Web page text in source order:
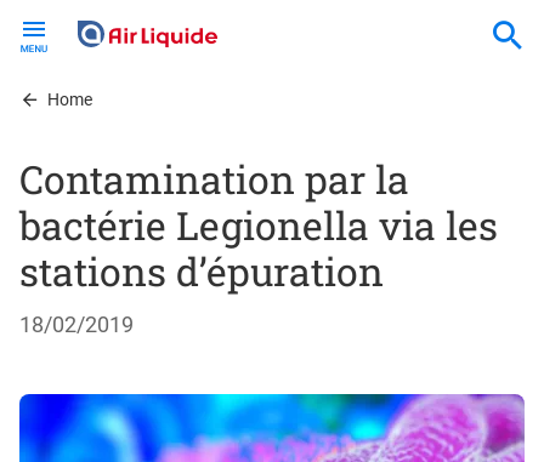
contentHome
Contamination par la
bactérie Legionella via les
stations d’épuration
18/02/2019